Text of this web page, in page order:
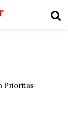
Prioritas